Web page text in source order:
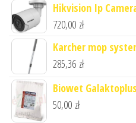
Hikvision Ip
720,00 zł
Karcher mop
285,36 zł
Biowet
50,00 zł